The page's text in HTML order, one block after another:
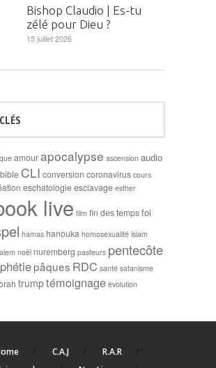
Bishop Claudio | Es-tu
zélé pour Dieu ?
15 juillet 2026
amourapocalypse ascension audio
bible CLI conversion coronavirus cours
eschatologieesclavage esther
live film fin des tempsfoi
hamas hanouka homosexualité islam
noël nuremberg pasteurs pentecôte
pâques RDC santé satanisme
trumptémoignage évolution
C.A.J
R.A.R